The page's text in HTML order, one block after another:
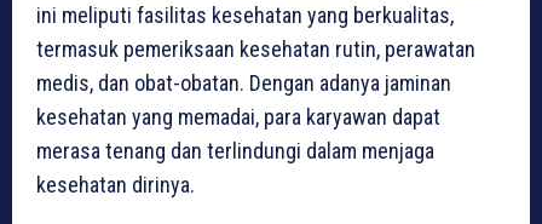
ini meliputi fasilitas kesehatan yang berkualitas,
termasuk pemeriksaan kesehatan rutin, perawatan
medis, dan obat-obatan. Dengan adanya jaminan
kesehatan yang memadai, para karyawan dapat
merasa tenang dan terlindungi dalam menjaga
kesehatan dirinya.